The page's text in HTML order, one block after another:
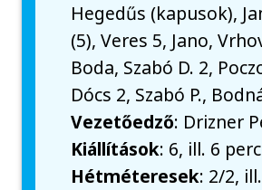
Hegedűs (kapusok),
(5), Veres 5, Jano,
Boda, Szabó D. 2,
Dócs 2, Szabó P.,
Vezetőedző: Drizner
Kiállítások: 6, ill. 6 perc
Hétméteresek: 2/2,